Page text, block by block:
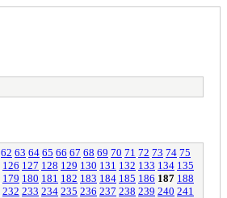
62 63 64 65 66 67 68 69 70 71 72 73 74 75
126 127 128 129 130 131 132 133 134 135
179 180 181 182 183 184 185 186 187 188
232 233 234 235 236 237 238 239 240 241